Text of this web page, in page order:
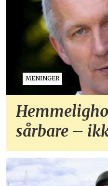
MENINGER
sårbare –